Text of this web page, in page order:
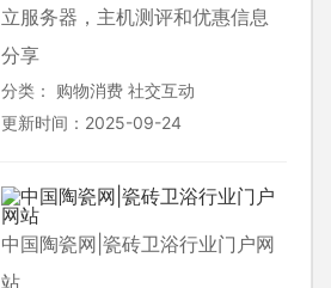
立服务器，主机测评和优惠信息
分享
分类： 购物消费 社交互动
更新时间：2025-09-24
中国陶瓷网|瓷砖卫浴行业门户网
站